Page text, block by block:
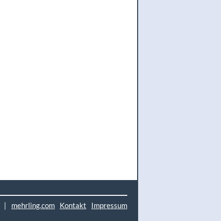
Impressum
Kontakt
mehrling.com
|